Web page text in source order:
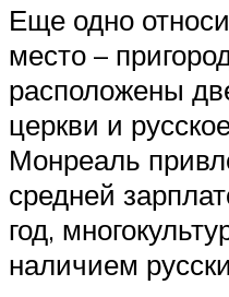
Еще одно
место –
расположены
церкви и
Монреаль
средней
год,
наличием